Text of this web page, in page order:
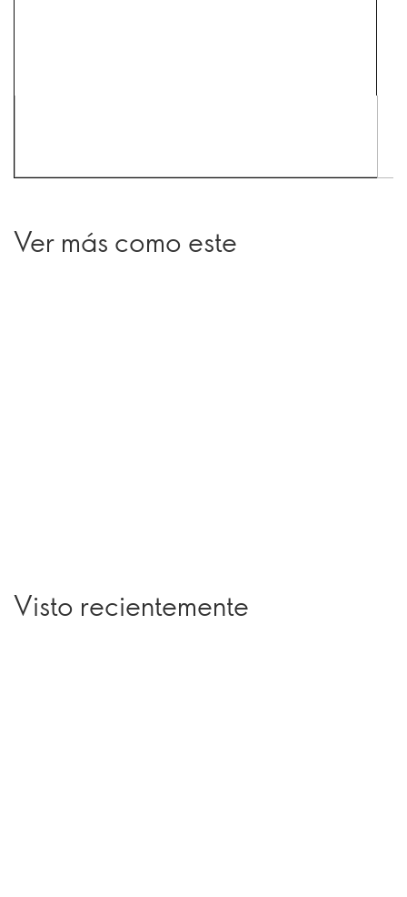
Ver más como este
Visto recientemente